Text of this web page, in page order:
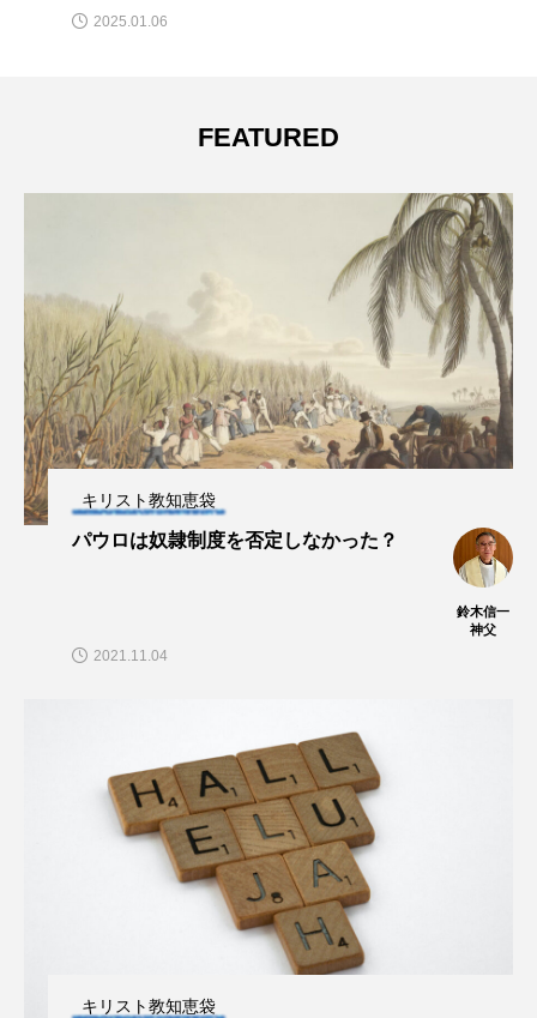
2025.01.06
FEATURED
キリスト教知恵袋
パウロは奴隷制度を否定しなかった？
鈴木信一
神父
2021.11.04
キリスト教知恵袋